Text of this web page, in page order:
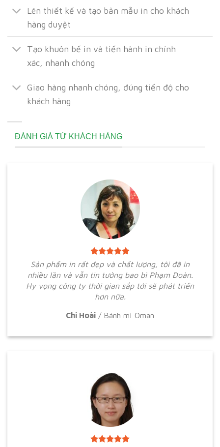
Lên thiết kế và tạo bản mẫu in cho khách
hàng duyệt
Tạo khuôn bế in và tiến hành in chính
xác, nhanh chóng
Giao hàng nhanh chóng, đúng tiến độ cho
khách hàng
ĐÁNH GIÁ TỪ KHÁCH HÀNG
Sản phẩm in rất đẹp và chất lượng, tôi đã in
nhiều lần và vẫn tin tưởng bao bì Phạm Đoàn.
Hy vọng công ty thời gian sắp tới sẽ phát triển
hơn nữa.
Chi Hoài / Bánh mì Oman